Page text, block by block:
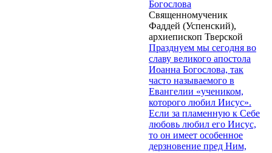
Богослова
Священномученик
Фаддей (Успенский),
архиепископ Тверской
Празднуем мы сегодня во
славу великого апостола
Иоанна Богослова, так
часто называемого в
Евангелии «учеником,
которого любил Иисус».
Если за пламенную к Себе
любовь любил его Иисус,
то он имеет особенное
дерзновение пред Ним,